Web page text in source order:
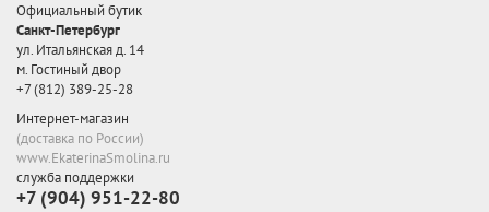
Официальный бутик
Санкт-Петербург
ул. Итальянская д. 14
м. Гостиный двор
+7 (812) 389-25-28
Интернет-магазин
(доставка по России)
www.EkaterinaSmolina.ru
служба поддержки
+7 (904) 951-22-80